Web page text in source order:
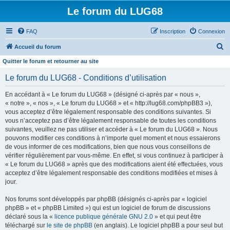
Le forum du LUG68
FAQ Connexion
Inscription
Accueil du forum
Quitter le forum et retourner au site
Le forum du LUG68 - Conditions d’utilisation
En accédant à « Le forum du LUG68 » (désigné ci-après par « nous »,
« notre », « nos », « Le forum du LUG68 » et « http://lug68.com/phpBB3 »),
vous acceptez d’être légalement responsable des conditions suivantes. Si
vous n’acceptez pas d’être légalement responsable de toutes les conditions
suivantes, veuillez ne pas utiliser et accéder à « Le forum du LUG68 ». Nous
pouvons modifier ces conditions à n’importe quel moment et nous essaierons
de vous informer de ces modifications, bien que nous vous conseillons de
vérifier régulièrement par vous-même. En effet, si vous continuez à participer à
« Le forum du LUG68 » après que des modifications aient été effectuées, vous
acceptez d’être légalement responsable des conditions modifiées et mises à
jour.
Nos forums sont développés par phpBB (désignés ci-après par « logiciel
phpBB » et « phpBB Limited ») qui est un logiciel de forum de discussions
déclaré sous la « licence publique générale GNU 2.0 » et qui peut être
téléchargé sur le site de phpBB (en anglais). Le logiciel phpBB a pour seul but